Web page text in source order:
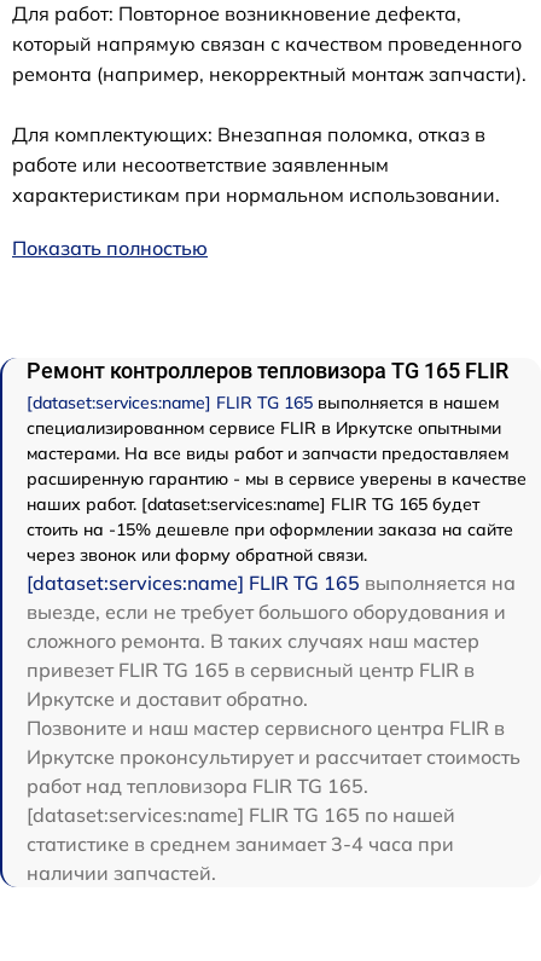
Для работ: Повторное возникновение дефекта,
который напрямую связан с качеством проведенного
ремонта (например, некорректный монтаж запчасти).
Для комплектующих: Внезапная поломка, отказ в
работе или несоответствие заявленным
характеристикам при нормальном использовании.
Показать полностью
Ремонт контроллеров тепловизора TG 165 FLIR
[dataset:services:name] FLIR TG 165 выполняется в нашем
специализированном сервисе FLIR в Иркутске опытными
мастерами. На все виды работ и запчасти предоставляем
расширенную гарантию - мы в сервисе уверены в качестве
наших работ. [dataset:services:name] FLIR TG 165 будет
стоить на -15% дешевле при оформлении заказа на сайте
через звонок или форму обратной связи.
[dataset:services:name] FLIR TG 165 выполняется на
выезде, если не требует большого оборудования и
сложного ремонта. В таких случаях наш мастер
привезет FLIR TG 165 в сервисный центр FLIR в
Иркутске и доставит обратно.
Позвоните и наш мастер сервисного центра FLIR в
Иркутске проконсультирует и рассчитает стоимость
работ над тепловизора FLIR TG 165.
[dataset:services:name] FLIR TG 165 по нашей
статистике в среднем занимает 3-4 часа при
наличии запчастей.